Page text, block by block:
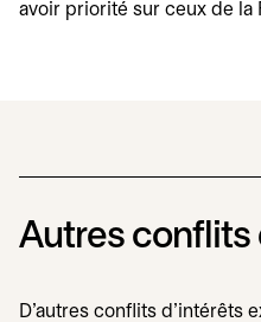
avoir priorité sur ceux de la
Autres conflits
D'autres conflits d'intérêts